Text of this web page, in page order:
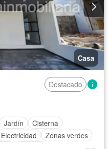
Casa
Destacado
Jardín
Cisterna
Electricidad
Zonas verdes